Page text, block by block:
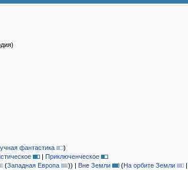
фантастика
)
| Приключенческое
(Западная Европа )) | Вне Земли (На орбите Земли |